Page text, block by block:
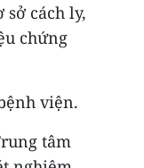
cách ly,
chứng
viện.
tâm